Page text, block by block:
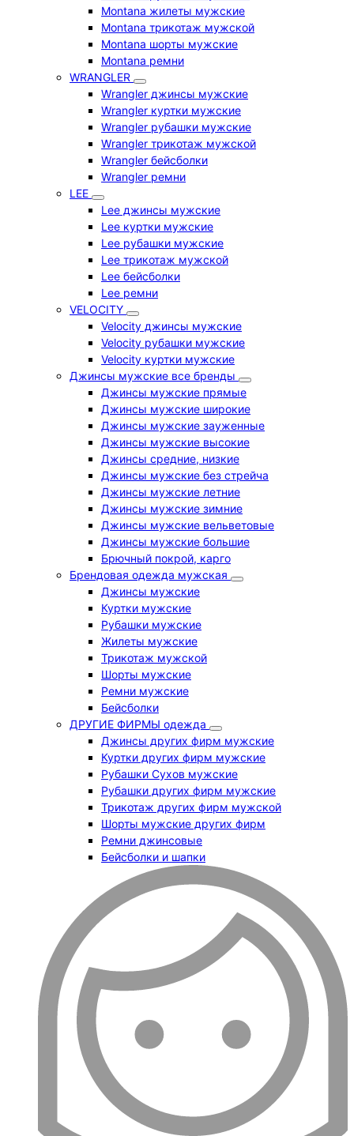
Montana жилеты мужские
Montana трикотаж мужской
Montana шорты мужские
Montana ремни
WRANGLER
Wrangler джинсы мужские
Wrangler куртки мужские
Wrangler рубашки мужские
Wrangler трикотаж мужской
Wrangler бейсболки
Wrangler ремни
LEE
Lee джинсы мужские
Lee куртки мужские
Lee рубашки мужские
Lee трикотаж мужской
Lee бейсболки
Lee ремни
VELOCITY
Velocity джинсы мужские
Velocity рубашки мужские
Velocity куртки мужские
Джинсы мужские все бренды
Джинсы мужские прямые
Джинсы мужские широкие
Джинсы мужские зауженные
Джинсы мужские высокие
Джинсы средние, низкие
Джинсы мужские без стрейча
Джинсы мужские летние
Джинсы мужские зимние
Джинсы мужские вельветовые
Джинсы мужские большие
Брючный покрой, карго
Брендовая одежда мужская
Джинсы мужские
Куртки мужские
Рубашки мужские
Жилеты мужские
Трикотаж мужской
Шорты мужские
Ремни мужские
Бейсболки
ДРУГИЕ ФИРМЫ одежда
Джинсы других фирм мужские
Куртки других фирм мужские
Рубашки Сухов мужские
Рубашки других фирм мужские
Трикотаж других фирм мужской
Шорты мужские других фирм
Ремни джинсовые
Бейсболки и шапки